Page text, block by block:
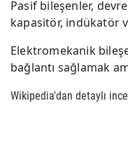
Pasif bileşenler,
kapasitör, indükatör
Elektromekanik
bağlantı sağlamak
Wikipedia'dan detaylı